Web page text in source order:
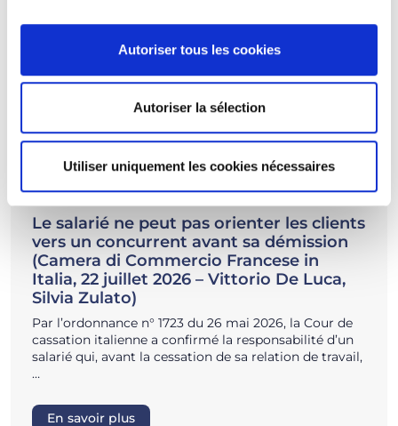
Autoriser tous les cookies
Autoriser la sélection
Utiliser uniquement les cookies nécessaires
Le salarié ne peut pas orienter les clients
vers un concurrent avant sa démission
(Camera di Commercio Francese in
Italia, 22 juillet 2026 – Vittorio De Luca,
Silvia Zulato)
Par l’ordonnance n° 1723 du 26 mai 2026, la Cour de
cassation italienne a confirmé la responsabilité d’un
salarié qui, avant la cessation de sa relation de travail,
…
En savoir plus